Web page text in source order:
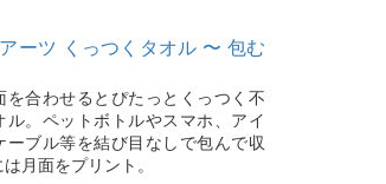
ーツ くっつくタオル 〜 包む
を合わせるとぴたっとくっつく不
ル。ペットボトルやスマホ、アイ
ーブル等を結び目なしで包んで収
月面をプリント。